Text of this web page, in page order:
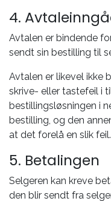
4.
Avtalen er bindende
sendt sin bestilling til
Avtalen er likevel ikke
skrive- eller tastefeil i
bestillingsløsningen i
bestilling, og den
at det forelå en slik feil.
5. Betalingen
Selgeren kan kreve
den blir sendt fra